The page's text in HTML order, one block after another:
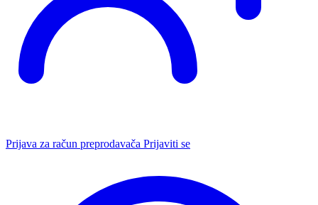
Prijava za račun preprodavača Prijaviti se